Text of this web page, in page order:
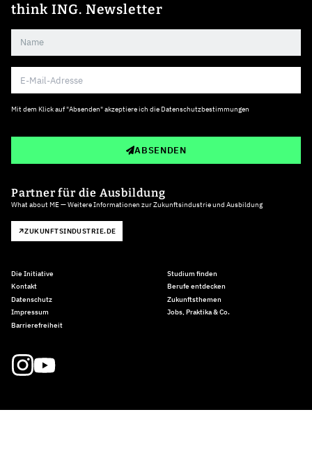
think ING. Newsletter
Mit dem Klick auf "Absenden" akzeptiere ich die Datenschutzbestimmungen
ABSENDEN
Partner für die Ausbildung
What about ME — Weitere Informationen zur Zukunftsindustrie und Ausbildung
ZUKUNFTSINDUSTRIE.DE
Die Initiative
Kontakt
Datenschutz
Impressum
Barrierefreiheit
Studium finden
Berufe entdecken
Zukunftsthemen
Jobs, Praktika & Co.